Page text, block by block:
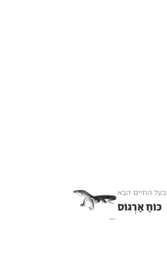
בעל החיים הבא
כּוֹחַ אַרְגּוֹס